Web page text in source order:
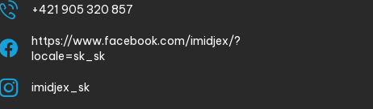
+421 905 320 857
https://www.facebook.com/imidjex/?
locale=sk_sk
imidjex_sk